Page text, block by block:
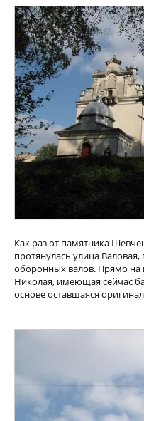
Как раз от памятника
протянулась улица
оборонных валов. Прямо на
Николая, имеющая сейчас
основе оставшаяся